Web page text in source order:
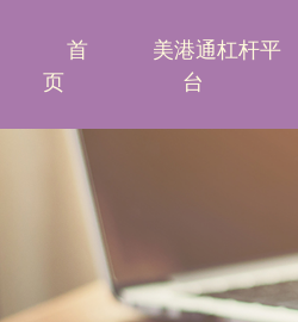
首
页
美港通杠杆平
台